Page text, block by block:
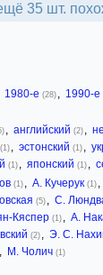
35 шт.
1980-е (28) , 1990-е
, английский (2) ,
(1) , эстонский (1) ,
(1) , японский (1) ,
(1) , А. Кучерук (1) ,
(5) , С.
Кяспер (1) , А.
(2) , Э. С.
, М. Чолич (1)